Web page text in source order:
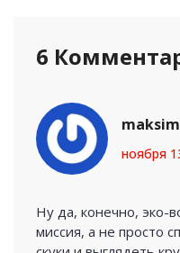
6
ноября
Ну да, конечно, эко-
миссия, а не просто